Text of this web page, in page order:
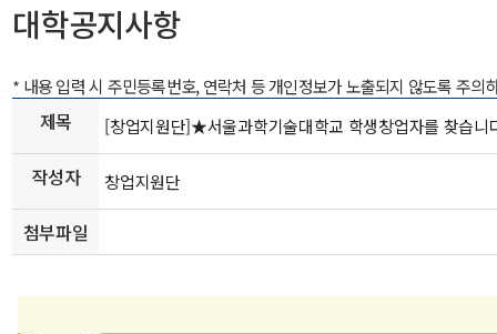
대학공지사항
* 내용 입력 시 주민등록번호, 연락처 등 개인정보가 노출되지 않도록 주의
제목 [창업지원단]★서울과학기술대학교 학생창업자를 찾습
작성자 창업지원단
첨부파일